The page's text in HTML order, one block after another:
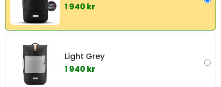
1 940 kr
Light Grey
1 940 kr